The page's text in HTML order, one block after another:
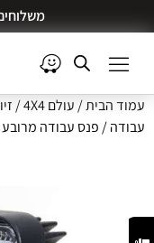
עמוד הבית/ עולם 4X4 /
עבודה/ פנס עבודה מרובע – 9